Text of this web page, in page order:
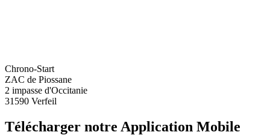
Chrono-Start
ZAC de Piossane
2 impasse d'Occitanie
31590 Verfeil
Télécharger notre Application Mobile